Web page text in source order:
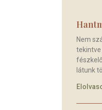
Nem
tekintve
látunk